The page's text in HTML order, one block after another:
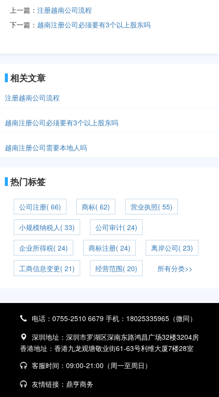
上一篇： 注册越南公司流程
下一篇： 越南注册公司必须要有3个以上股东吗
相关文章
注册越南公司流程
越南注册公司必须要有3个以上股东吗
越南注册公司需要本地人吗
热门标签
公司注册( 66) 商标( 62) 营业执照( 55)
小规模纳税人( 33) 公司审计( 24)
企业所得税( 24) 商标注册( 24) 离岸公司( 23)
工商信息变更( 21) 经营范围( 20) 所有分类>>
电话：0755-2510 6679 手机：18025335965（微同）
深圳地址：深圳市罗湖区深南东路鸿昌广场32楼3204房
香港地址：香港九龙观塘敬业街61-63号利维大厦7楼28室
客服时间：09:00-21:00（周一至周日）
友情链接： 鼎亨商务